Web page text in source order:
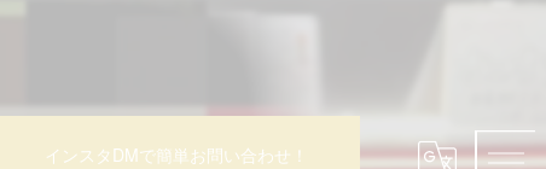
インスタDMで簡単お問い合わせ！